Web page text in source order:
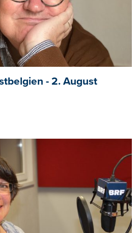
- 2. August